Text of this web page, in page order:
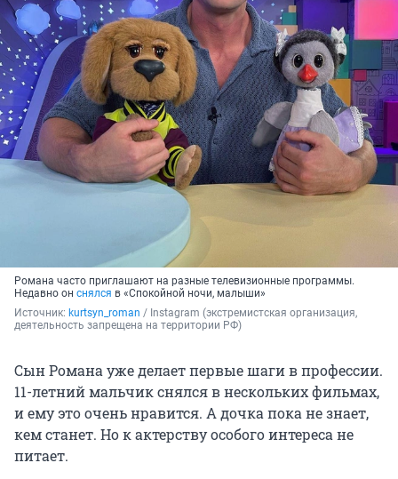
Романа часто приглашают на разные телевизионные программы.
Недавно он снялся в «Спокойной ночи, малыши»
Источник: kurtsyn_roman / Instagram (экстремистская организация,
деятельность запрещена на территории РФ)
Сын Романа уже делает первые шаги в профессии.
11-летний мальчик снялся в нескольких фильмах,
и ему это очень нравится. А дочка пока не знает,
кем станет. Но к актерству особого интереса не
питает.